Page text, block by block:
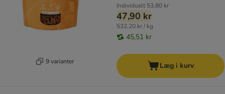
9 varianter
Individuelt 53,80 kr
47,90 kr
532,20 kr / kg
45,51 kr
Læg i kurv